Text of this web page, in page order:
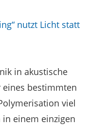
nutzt Licht statt
in akustische
bestimmten
viel
einem einzigen